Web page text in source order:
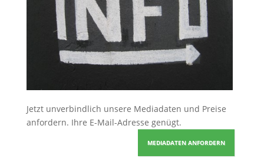
Jetzt unverbindlich unsere Mediadaten und Preise
anfordern. Ihre E-Mail-Adresse genügt.
MEDIADATEN ANFORDERN